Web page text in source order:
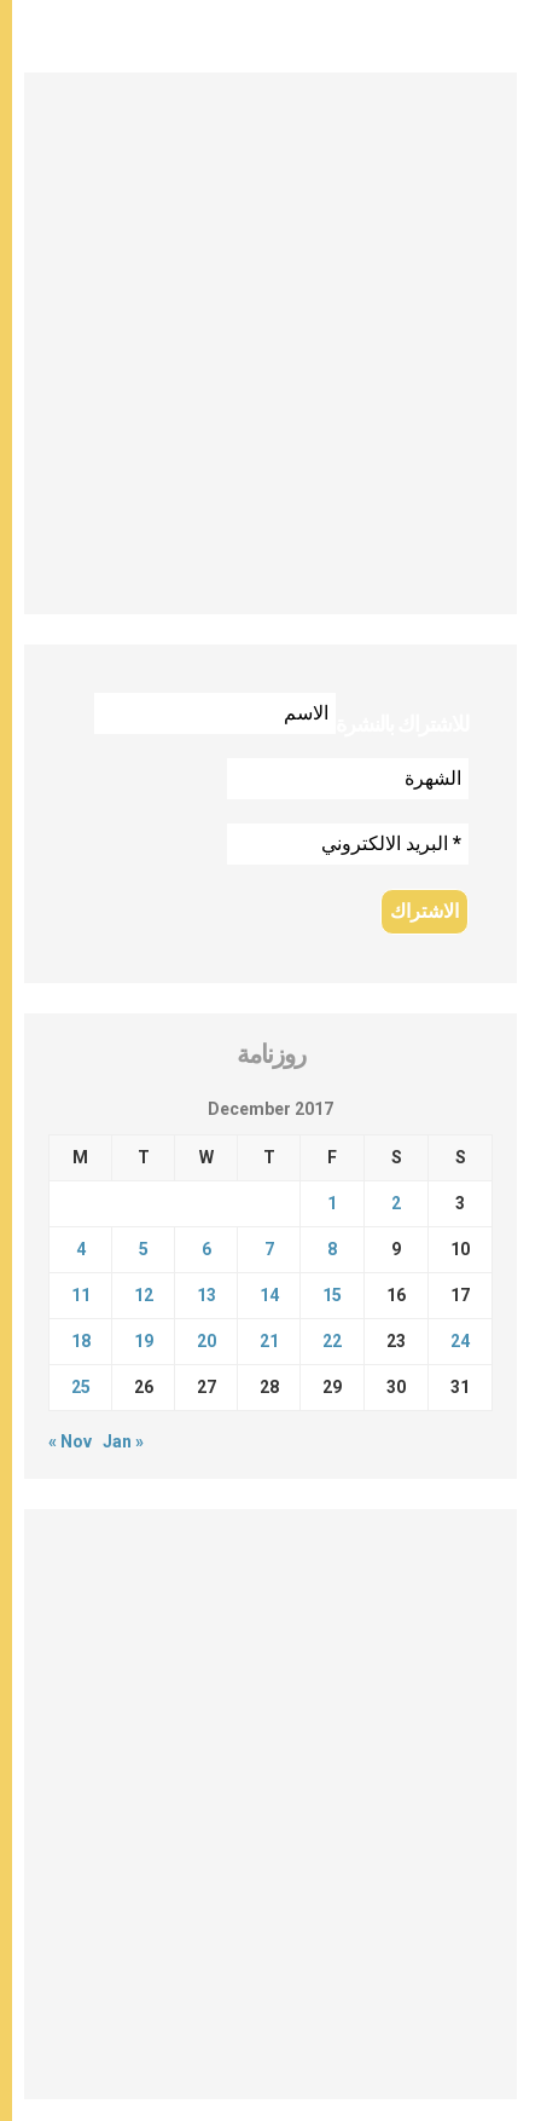
روزنامة
December 2017
M T W T F S S
1 2 3
4 5 6 7 8 9 10
11 12 13 14 15 16 17
18 19 20 21 22 23 24
25 26 27 28 29 30 31
« Nov Jan »